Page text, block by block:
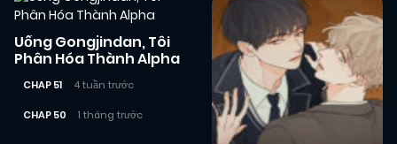
Uống Gongjindan, Tôi
Phân Hóa Thành Alpha
CHAP 51 4 tuần trước
CHAP 50 1 tháng trước